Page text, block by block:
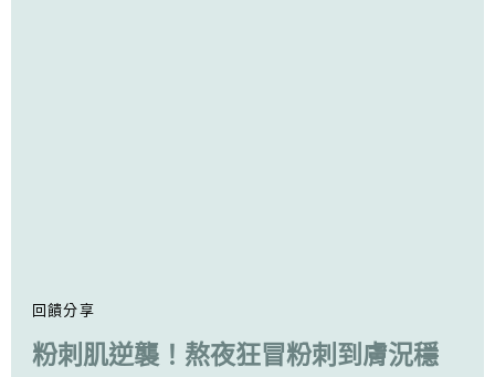
回饋分享
粉刺肌逆襲！熬夜狂冒粉刺到膚況穩